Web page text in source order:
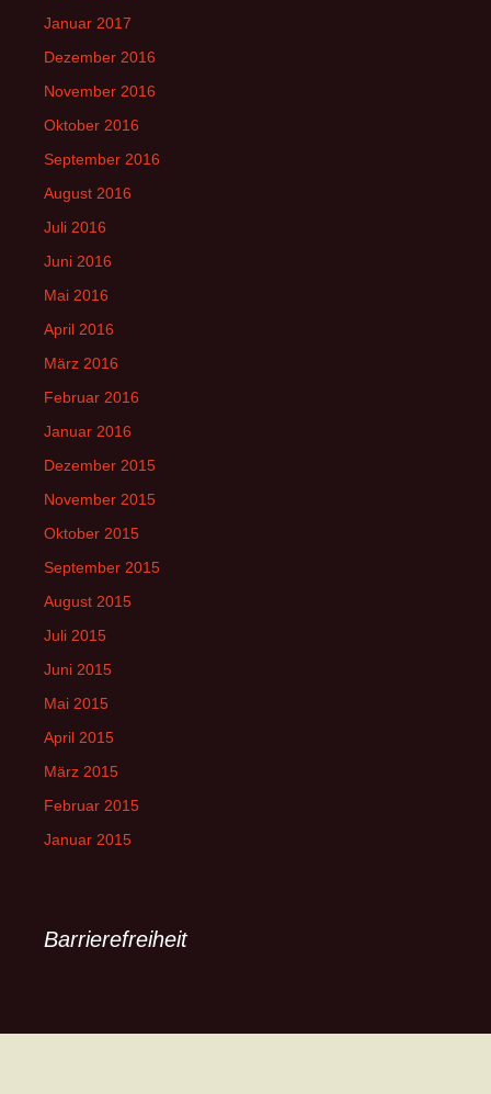
Januar 2017
Dezember 2016
November 2016
Oktober 2016
September 2016
August 2016
Juli 2016
Juni 2016
Mai 2016
April 2016
März 2016
Februar 2016
Januar 2016
Dezember 2015
November 2015
Oktober 2015
September 2015
August 2015
Juli 2015
Juni 2015
Mai 2015
April 2015
März 2015
Februar 2015
Januar 2015
Barrierefreiheit